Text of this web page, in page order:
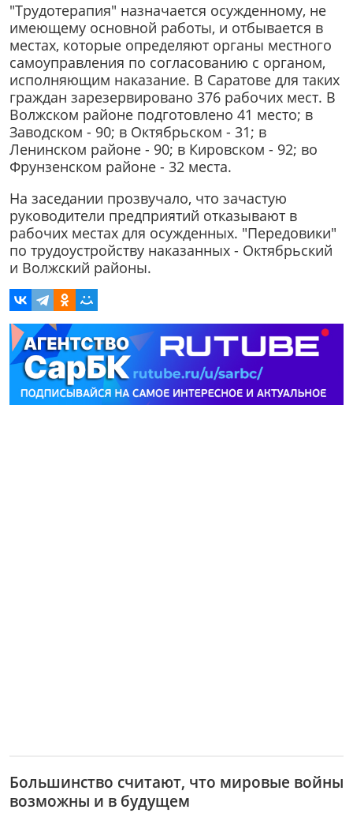
"Трудотерапия" назначается осужденному, не
имеющему основной работы, и отбывается в
местах, которые определяют органы местного
самоуправления по согласованию с органом,
исполняющим наказание. В Саратове для таких
граждан зарезервировано 376 рабочих мест. В
Волжском районе подготовлено 41 место; в
Заводском - 90; в Октябрьском - 31; в
Ленинском районе - 90; в Кировском - 92; во
Фрунзенском районе - 32 места.
На заседании прозвучало, что зачастую
руководители предприятий отказывают в
рабочих местах для осужденных. "Передовики"
по трудоустройству наказанных - Октябрьский
и Волжский районы.
Большинство считают, что мировые войны
возможны и в будущем